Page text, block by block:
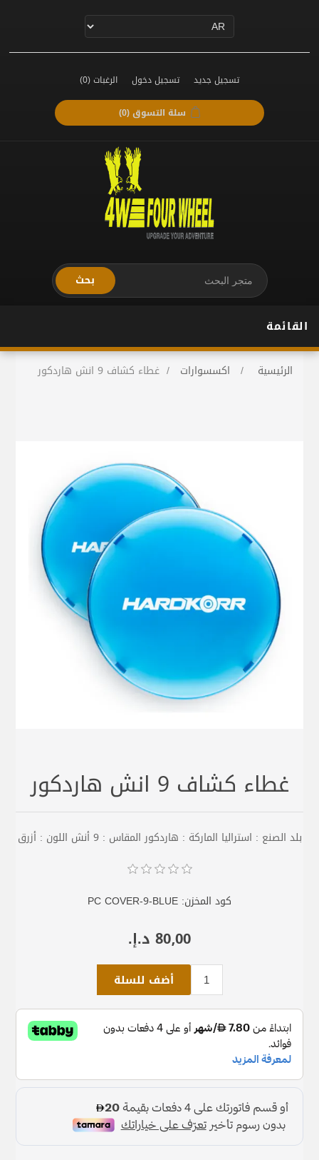
تسجيل جديد تسجيل دخول الرغبات(0)
سلة التسوق(0)
بحث
القائمة
الرئيسية / اكسسوارات / غطاء كشاف 9 انش هاردكور
غطاء كشاف 9 انش هاردكور
بلد الصنع : استراليا الماركة : هاردكور المقاس : 9 أنش اللون : أزرق
كود المخزن: PC COVER-9-BLUE
80٫00 د.إ.‏
أضف للسلة